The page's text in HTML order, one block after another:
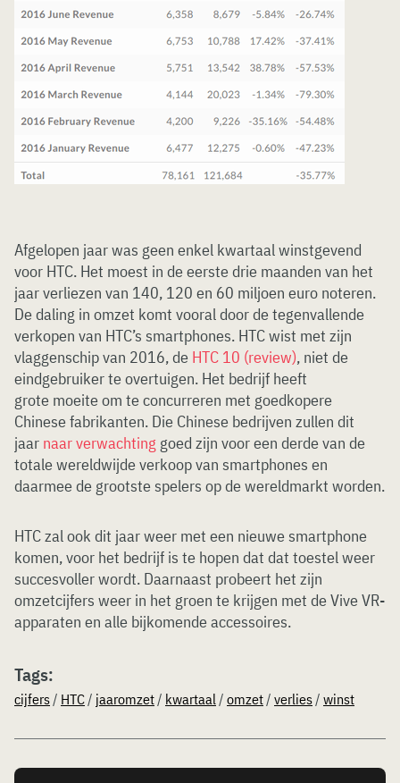
Afgelopen jaar was geen enkel kwartaal winstgevend
voor HTC. Het moest in de eerste drie maanden van het
jaar verliezen van 140, 120 en 60 miljoen euro noteren.
De daling in omzet komt vooral door de tegenvallende
verkopen van HTC’s smartphones. HTC wist met zijn
vlaggenschip van 2016, de HTC 10 (review), niet de
eindgebruiker te overtuigen. Het bedrijf heeft
grote moeite om te concurreren met goedkopere
Chinese fabrikanten. Die Chinese bedrijven zullen dit
jaar naar verwachting goed zijn voor een derde van de
totale wereldwijde verkoop van smartphones en
daarmee de grootste spelers op de wereldmarkt worden.
HTC zal ook dit jaar weer met een nieuwe smartphone
komen, voor het bedrijf is te hopen dat dat toestel weer
succesvoller wordt. Daarnaast probeert het zijn
omzetcijfers weer in het groen te krijgen met de Vive VR-
apparaten en alle bijkomende accessoires.
Tags:
cijfers/ HTC/ jaaromzet/ kwartaal/ omzet/ verlies/ winst